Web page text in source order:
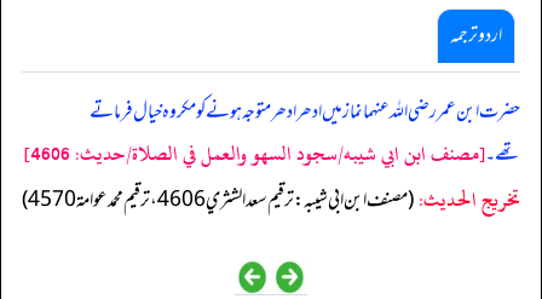
اردو ترجمہ
حضرت ابن عمر رضی اللہ عنہما نماز میں ادھر ادھر متوجہ ہونے کو مکروہ خیال فرماتے
تھے۔[مصنف ابن ابي شيبه/سجود السهو والعمل في الصلاة/حدیث: 4606]
تخریج الحدیث:(مصنف ابن ابي شيبه: ترقيم سعد الشثري 4606، ترقيم محمد عوامة 4570)